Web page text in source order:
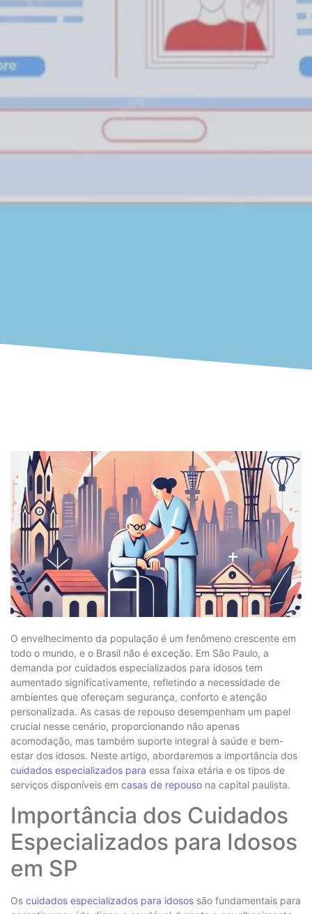
O envelhecimento da população é um fenômeno crescente em
todo o mundo, e o Brasil não é exceção. Em São Paulo, a
demanda por cuidados especializados para idosos tem
aumentado significativamente, refletindo a necessidade de
ambientes que ofereçam segurança, conforto e atenção
personalizada. As casas de repouso desempenham um papel
crucial nesse cenário, proporcionando não apenas
acomodação, mas também suporte integral à saúde e bem-
estar dos idosos. Neste artigo, abordaremos a importância dos
cuidados especializados para essa faixa etária e os tipos de
serviços disponíveis em casas de repouso na capital paulista.
Importância dos Cuidados
Especializados para Idosos
em SP
Os cuidados especializados para idosos são fundamentais para